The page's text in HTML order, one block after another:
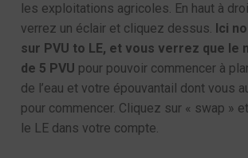
les exploitations agricoles. En haut à
verrez un éclair et cliquez dessus. Ici
sur PVU to LE, et vous verrez que le
de 5 PVU pour pouvoir commencer à
de l’eau et votre épouvantail dont vous
pour commencer. Cliquez sur « swap »
le LE dans votre compte.